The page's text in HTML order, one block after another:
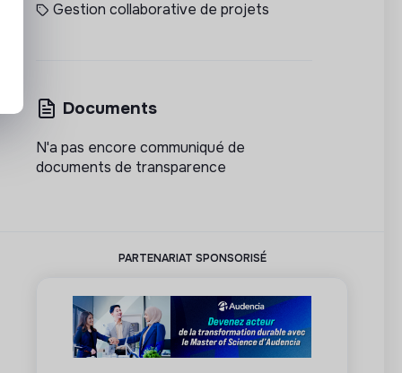
Gestion collaborative de projets
Documents
N'a pas encore communiqué de
documents de transparence
PARTENARIAT SPONSORISÉ